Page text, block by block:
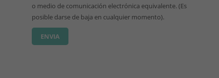
o medio de comunicación electrónica equivalente. (Es
posible darse de baja en cualquier momento).